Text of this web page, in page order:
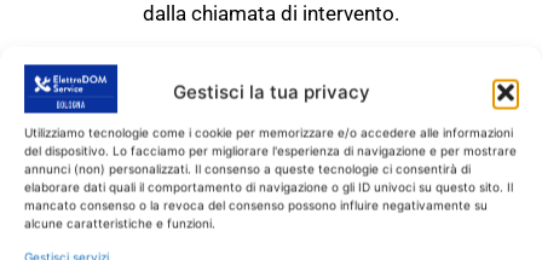
Gestisci la tua privacy
Utilizziamo tecnologie come i cookie per memorizzare e/o accedere alle informazioni
del dispositivo. Lo facciamo per migliorare l'esperienza di navigazione e per mostrare
annunci (non) personalizzati. Il consenso a queste tecnologie ci consentirà di
elaborare dati quali il comportamento di navigazione o gli ID univoci su questo sito. Il
mancato consenso o la revoca del consenso possono influire negativamente su
alcune caratteristiche e funzioni.
Gestisci servizi
dalla chiamata di intervento.
TECNICO BEKO Castello
d'Argile
RICAMBI CON GARANZIA DI
1 ANNO
Il tecnico BEKO Castello
d’Argile